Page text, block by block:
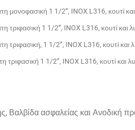
μονοφασική 1 1/2’’, INOX L316, κουτί και
τριφασική 1 1/2’’, INOX L316, κουτί και
τριφασική, 1 1/2’’, INOX L316, κουτί και
1 1/2’’, INOX L316, κουτί και
Βαλβίδα ασφαλείας και Ανοδική